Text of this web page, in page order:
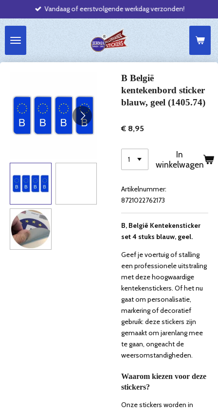
direct
de
hoofdinhoud
Vandaag of eerstvolgende werkdag verzonden!
B België
kentekenbord sticker
blauw, geel (1405.74)
€ 8,95
In
winkelwagen
Artikelnummer:
8721022762173
B, België Kentekensticker
set 4 stuks blauw, geel.
Geef je voertuig of stalling
een professionele uitstraling
met deze hoogwaardige
kentekenstickers. Of het nu
gaat om personalisatie,
markering of decoratief
gebruik: deze stickers zijn
gemaakt om jarenlang mee
te gaan, ongeacht de
weersomstandigheden.
Waarom kiezen voor deze
stickers?
Onze stickers worden in